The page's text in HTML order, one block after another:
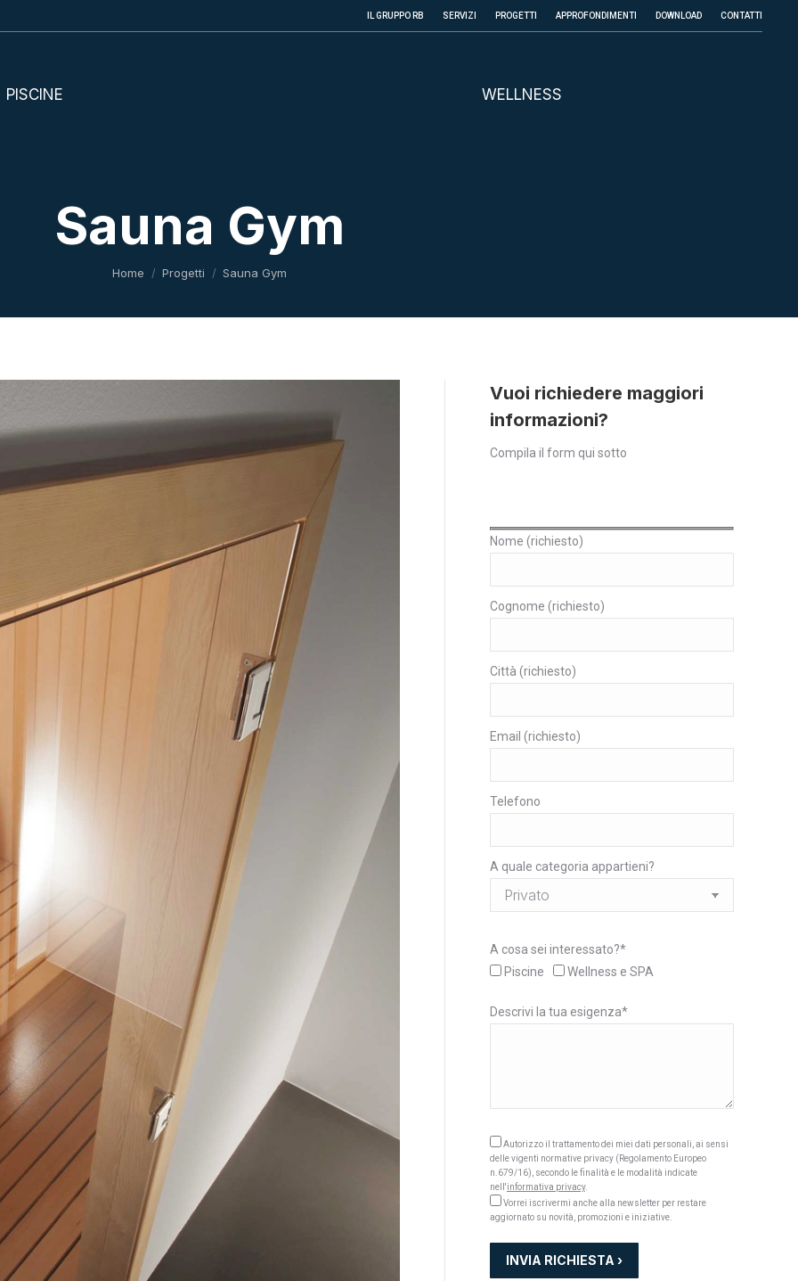
IL GRUPPO RB SERVIZI PROGETTI APPROFONDIMENTI DOWNLOAD CONTATTI
PISCINE WELLNESS
Sauna Gym
Tu sei qui:
Home Progetti Sauna Gym
Vuoi richiedere maggiori
informazioni?
Compila il form qui sotto
Nome (richiesto)
Cognome (richiesto)
Città (richiesto)
Email (richiesto)
Telefono
A quale categoria appartieni?
A cosa sei interessato?*
Piscine
Wellness e SPA
Descrivi la tua esigenza*
Autorizzo il trattamento dei miei dati personali, ai sensi
delle vigenti normative privacy (Regolamento Europeo
n.679/16), secondo le finalità e le modalità indicate
nell'informativa privacy.
Vorrei iscrivermi anche alla newsletter per restare
aggiornato su novità, promozioni e iniziative.